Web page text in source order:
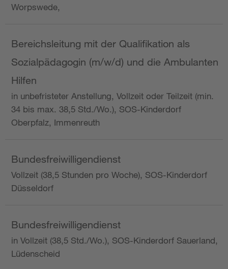
Worpswede,
Bereichsleitung mit der Qualifikation als
Sozialpädagogin (m/w/d) und die Ambulanten
Hilfen
in unbefristeter Anstellung, Vollzeit oder Teilzeit (min.
34 bis max. 38,5 Std./Wo.), SOS-Kinderdorf
Oberpfalz, Immenreuth
Bundesfreiwilligendienst
Vollzeit (38,5 Stunden pro Woche), SOS-Kinderdorf
Düsseldorf
Bundesfreiwilligendienst
in Vollzeit (38,5 Std./Wo.), SOS-Kinderdorf Sauerland,
Lüdenscheid